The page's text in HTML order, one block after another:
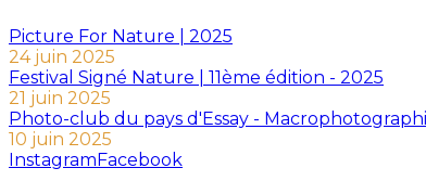
Picture For Nature | 2025
24 juin 2025
Festival Signé Nature | 11ème édition - 2025
21 juin 2025
Photo-club du pays d'Essay -
10 juin 2025
InstagramFacebook